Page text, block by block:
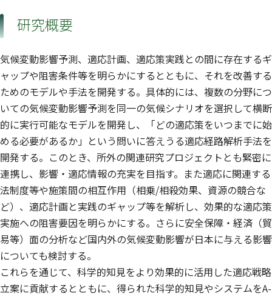
研究概要
気候変動影響予測、適応計画、適応策実践との間に存在するギ
ャップや阻害条件等を明らかにするとともに、それを改善する
ためのモデルや手法を開発する。具体的には、複数の分野につ
いての気候変動影響予測を同一の気候シナリオを選択して横断
的に実行可能なモデルを開発し、「どの適応策をいつまでに始
める必要があるか」という問いに答えうる適応経路解析手法を
開発する。このとき、所外の関連研究プロジェクトとも緊密に
連携し、影響・適応情報の充実を目指す。また適応に関連する
法制度等や施策間の相互作用（相乗/相殺効果、資源の競合な
ど）、適応計画と実践のギャップ等を解析し、効果的な適応策
実施への阻害要因を明らかにする。さらに安全保障・経済（貿
易等）面の分析など国内外の気候変動影響が日本に与える影響
についても検討する。
これらを通じて、科学的知見をより効果的に活用した適応戦略
立案に貢献するとともに、得られた科学的知見やシステムをA-